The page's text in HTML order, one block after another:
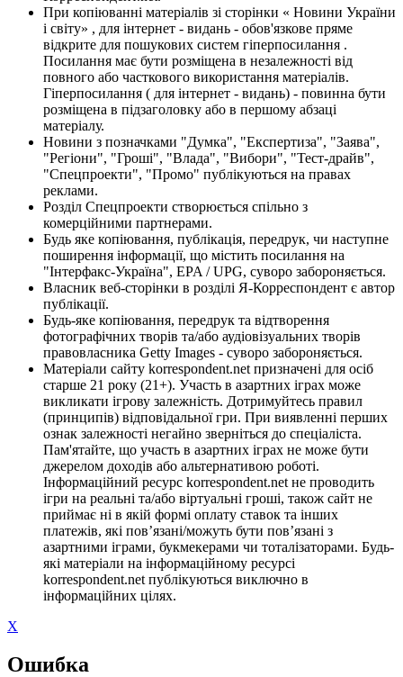
При копіюванні матеріалів зі сторінки « Новини України
і світу» , для інтернет - видань - обов'язкове пряме
відкрите для пошукових систем гіперпосилання .
Посилання має бути розміщена в незалежності від
повного або часткового використання матеріалів.
Гіперпосилання ( для інтернет - видань) - повинна бути
розміщена в підзаголовку або в першому абзаці
матеріалу.
Новини з позначками "Думка", "Експертиза", "Заява",
"Регіони", "Гроші", "Влада", "Вибори", "Тест-драйв",
"Спецпроекти", "Промо" публікуються на правах
реклами.
Розділ Спецпроекти створюється спільно з
комерційними партнерами.
Будь яке копіювання, публікація, передрук, чи наступне
поширення інформації, що містить посилання на
"Інтерфакс-Україна", EPA / UPG, суворо забороняється.
Власник веб-сторінки в розділі Я-Корреспондент є автор
публікації.
Будь-яке копіювання, передрук та відтворення
фотографічних творів та/або аудіовізуальних творів
правовласника Getty Images - суворо забороняється.
Матеріали сайту korrespondent.net призначені для осіб
старше 21 року (21+). Участь в азартних іграх може
викликати ігрову залежність. Дотримуйтесь правил
(принципів) відповідальної гри. При виявленні перших
ознак залежності негайно зверніться до спеціаліста.
Пам'ятайте, що участь в азартних іграх не може бути
джерелом доходів або альтернативою роботі.
Інформаційний ресурс korrespondent.net не проводить
ігри на реальні та/або віртуальні гроші, також сайт не
приймає ні в якій формі оплату ставок та інших
платежів, які пов’язані/можуть бути пов’язані з
азартними іграми, букмекерами чи тоталізаторами. Будь-
які матеріали на інформаційному ресурсі
korrespondent.net публікуються виключно в
інформаційних цілях.
X
Ошибка